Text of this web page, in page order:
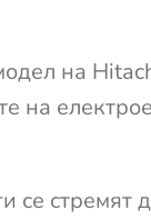
на
на
стремят